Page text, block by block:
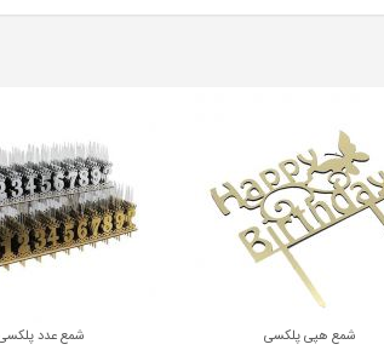
شمع هپی پلکسی
شمع عدد